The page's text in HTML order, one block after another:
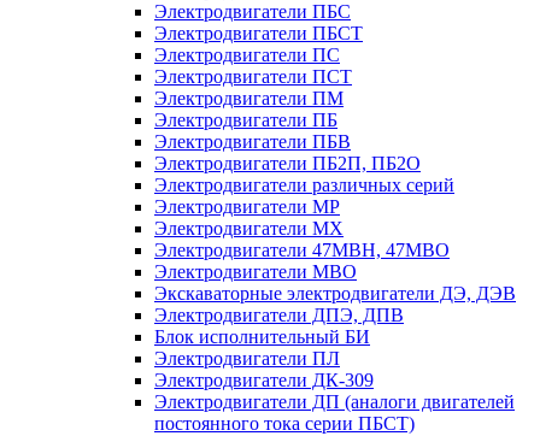
Электродвигатели ПБС
Электродвигатели ПБСТ
Электродвигатели ПС
Электродвигатели ПСТ
Электродвигатели ПМ
Электродвигатели ПБ
Электродвигатели ПБВ
Электродвигатели ПБ2П, ПБ2О
Электродвигатели различных серий
Электродвигатели МР
Электродвигатели MX
Электродвигатели 47MBH, 47МВО
Электродвигатели MBO
Экскаваторные электродвигатели ДЭ, ДЭВ
Электродвигатели ДПЭ, ДПВ
Блок исполнительный БИ
Электродвигатели ПЛ
Электродвигатели ДК-309
Электродвигатели ДП (аналоги двигателей
постоянного тока серии ПБСТ)